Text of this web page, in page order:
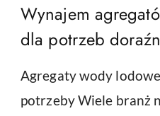
Wynajem
dla potrzeb
Agregaty wody
potrzeby Wiele branż